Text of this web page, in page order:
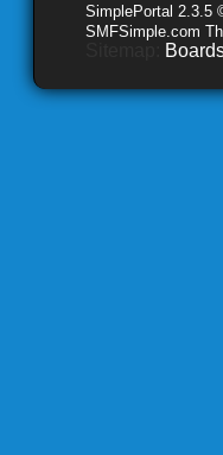
SimplePortal 2.3.5
SMFSimple.com